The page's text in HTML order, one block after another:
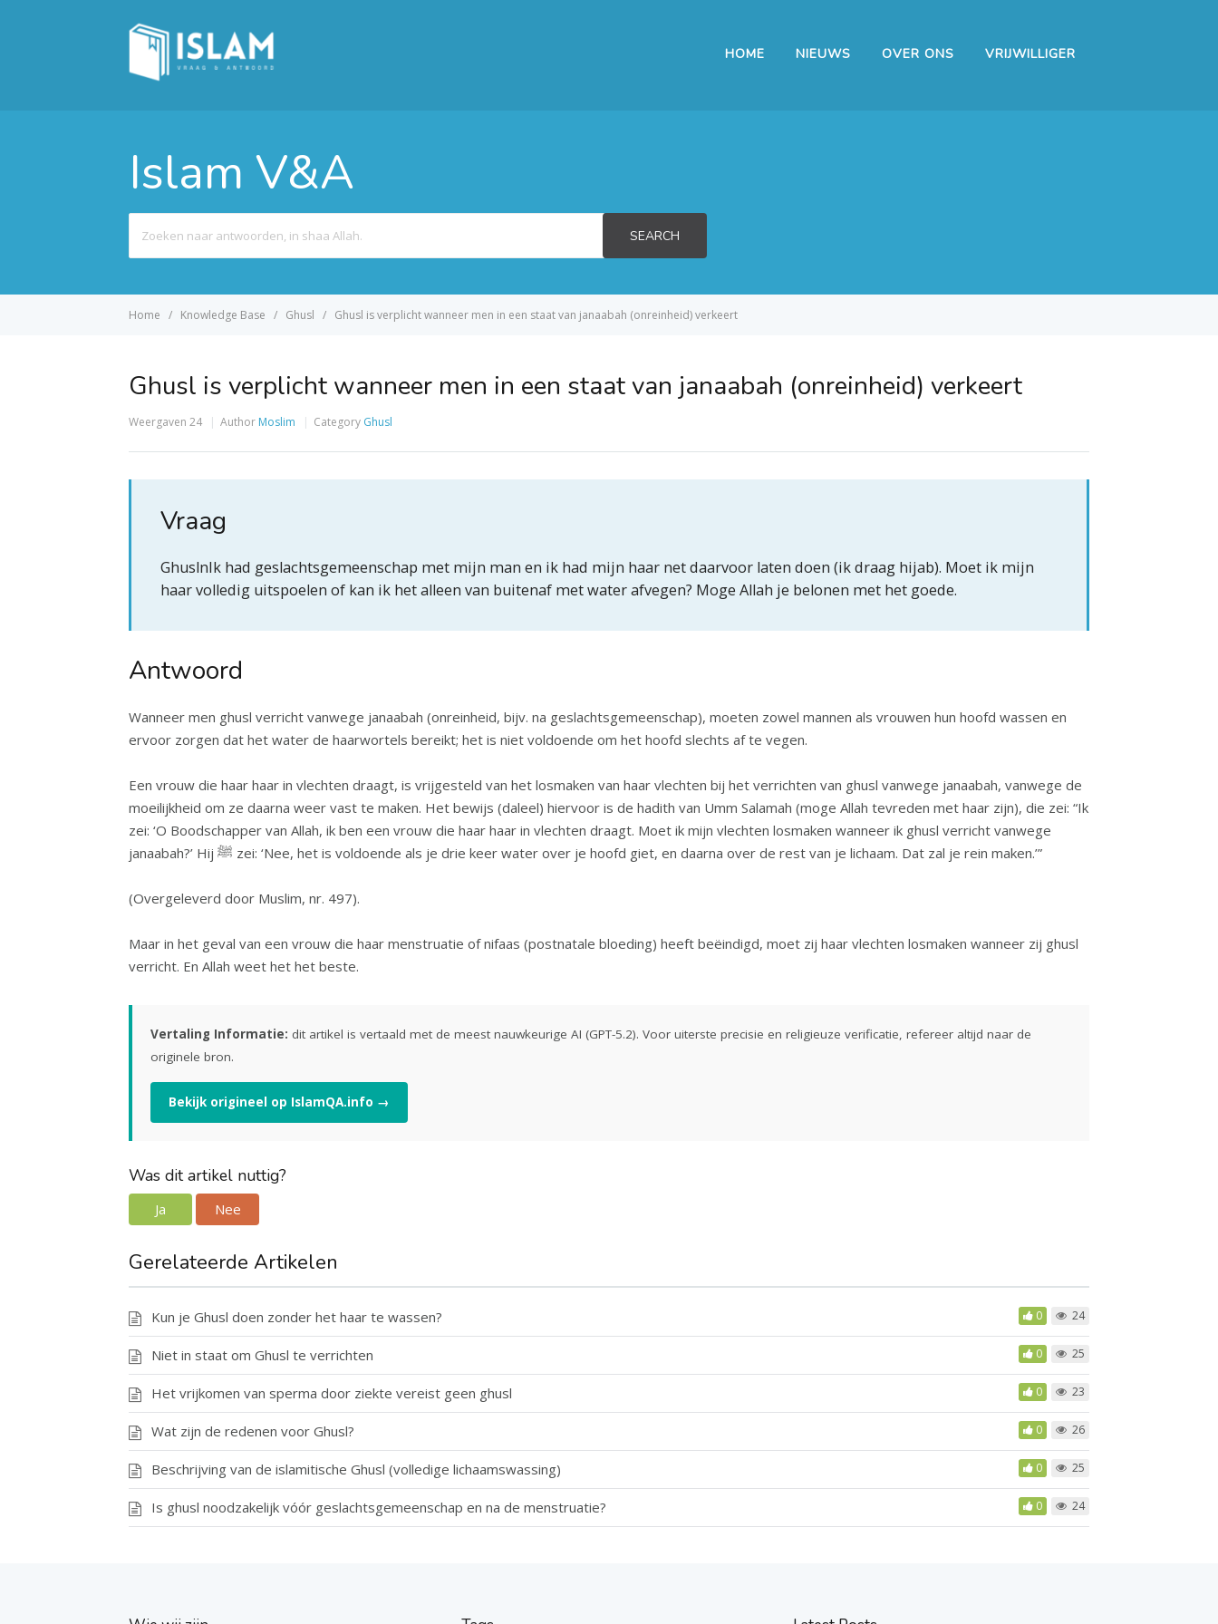
HOME NIEUWS OVER ONS VRIJWILLIGER
Islam V&A
For
SEARCH
Home Knowledge Base Ghusl Ghusl is verplicht wanneer men in een staat van janaabah (onreinheid) verkeert
Ghusl is verplicht wanneer men in een staat van janaabah (onreinheid) verkeert
Weergaven 24 Author Moslim Category Ghusl
Vraag
GhuslnIk had geslachtsgemeenschap met mijn man en ik had mijn haar net daarvoor laten doen (ik draag hijab). Moet ik mijn
haar volledig uitspoelen of kan ik het alleen van buitenaf met water afvegen? Moge Allah je belonen met het goede.
Antwoord
Wanneer men ghusl verricht vanwege janaabah (onreinheid, bijv. na geslachtsgemeenschap), moeten zowel mannen als vrouwen hun hoofd wassen en
ervoor zorgen dat het water de haarwortels bereikt; het is niet voldoende om het hoofd slechts af te vegen.
Een vrouw die haar haar in vlechten draagt, is vrijgesteld van het losmaken van haar vlechten bij het verrichten van ghusl vanwege janaabah, vanwege de
moeilijkheid om ze daarna weer vast te maken. Het bewijs (daleel) hiervoor is de hadith van Umm Salamah (moge Allah tevreden met haar zijn), die zei: “Ik
zei: ‘O Boodschapper van Allah, ik ben een vrouw die haar haar in vlechten draagt. Moet ik mijn vlechten losmaken wanneer ik ghusl verricht vanwege
janaabah?’ Hij ﷺ zei: ‘Nee, het is voldoende als je drie keer water over je hoofd giet, en daarna over de rest van je lichaam. Dat zal je rein maken.’”
(Overgeleverd door Muslim, nr. 497).
Maar in het geval van een vrouw die haar menstruatie of nifaas (postnatale bloeding) heeft beëindigd, moet zij haar vlechten losmaken wanneer zij ghusl
verricht. En Allah weet het het beste.
Vertaling Informatie: dit artikel is vertaald met de meest nauwkeurige AI (GPT-5.2). Voor uiterste precisie en religieuze verificatie, refereer altijd naar de
originele bron.
Bekijk origineel op IslamQA.info →
Was dit artikel nuttig?
Ja Nee
Gerelateerde Artikelen
Kun je Ghusl doen zonder het haar te wassen? 0 24
Niet in staat om Ghusl te verrichten 0 25
Het vrijkomen van sperma door ziekte vereist geen ghusl 0 23
Wat zijn de redenen voor Ghusl? 0 26
Beschrijving van de islamitische Ghusl (volledige lichaamswassing) 0 25
Is ghusl noodzakelijk vóór geslachtsgemeenschap en na de menstruatie? 0 24